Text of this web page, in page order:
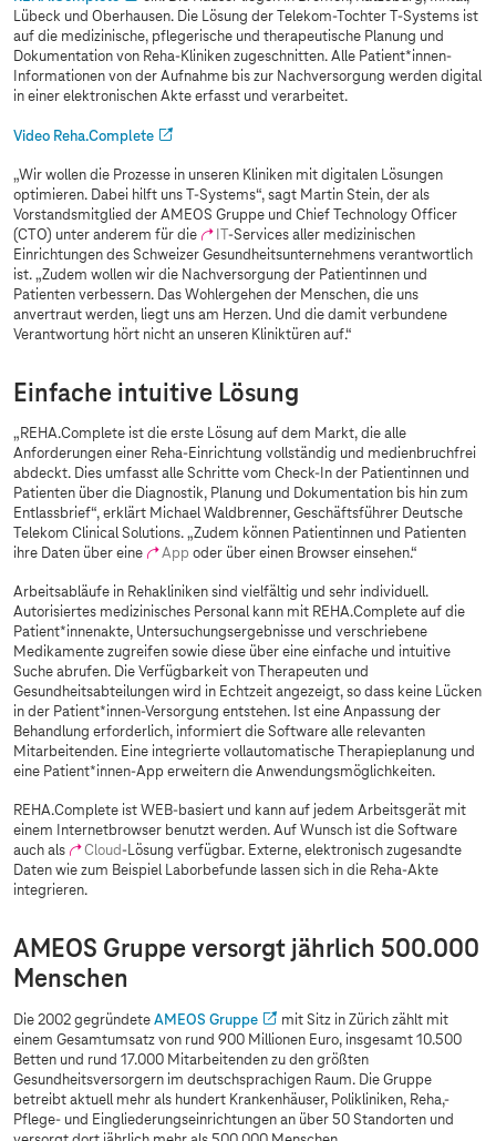
Lübeck und Oberhausen. Die Lösung der Telekom-Tochter T-Systems ist
auf die medizinische, pflegerische und therapeutische Planung und
Dokumentation von Reha-Kliniken zugeschnitten. Alle Patient*innen-
Informationen von der Aufnahme bis zur Nachversorgung werden digital
in einer elektronischen Akte erfasst und verarbeitet.
Video Reha.Complete
„Wir wollen die Prozesse in unseren Kliniken mit digitalen Lösungen
optimieren. Dabei hilft uns T-Systems“, sagt Martin Stein, der als
Vorstandsmitglied der AMEOS Gruppe und Chief Technology Officer
(CTO) unter anderem für die
IT-Services aller medizinischen
Einrichtungen des Schweizer Gesundheitsunternehmens verantwortlich
ist. „Zudem wollen wir die Nachversorgung der Patientinnen und
Patienten verbessern. Das Wohlergehen der Menschen, die uns
anvertraut werden, liegt uns am Herzen. Und die damit verbundene
Verantwortung hört nicht an unseren Kliniktüren auf.“
Einfache intuitive Lösung
„REHA.Complete ist die erste Lösung auf dem Markt, die alle
Anforderungen einer Reha-Einrichtung vollständig und medienbruchfrei
abdeckt. Dies umfasst alle Schritte vom Check-In der Patientinnen und
Patienten über die Diagnostik, Planung und Dokumentation bis hin zum
Entlassbrief“, erklärt Michael Waldbrenner, Geschäftsführer Deutsche
Telekom Clinical Solutions. „Zudem können Patientinnen und Patienten
ihre Daten über eine
App oder über einen Browser einsehen.“
Arbeitsabläufe in Rehakliniken sind vielfältig und sehr individuell.
Autorisiertes medizinisches Personal kann mit REHA.Complete auf die
Patient*innenakte, Untersuchungsergebnisse und verschriebene
Medikamente zugreifen sowie diese über eine einfache und intuitive
Suche abrufen. Die Verfügbarkeit von Therapeuten und
Gesundheitsabteilungen wird in Echtzeit angezeigt, so dass keine Lücken
in der Patient*innen-Versorgung entstehen. Ist eine Anpassung der
Behandlung erforderlich, informiert die Software alle relevanten
Mitarbeitenden. Eine integrierte vollautomatische Therapieplanung und
eine Patient*innen-App erweitern die Anwendungsmöglichkeiten.
REHA.Complete ist WEB-basiert und kann auf jedem Arbeitsgerät mit
einem Internetbrowser benutzt werden. Auf Wunsch ist die Software
auch als
Cloud-Lösung verfügbar. Externe, elektronisch zugesandte
Daten wie zum Beispiel Laborbefunde lassen sich in die Reha-Akte
integrieren.
AMEOS Gruppe versorgt jährlich 500.000
Menschen
Die 2002 gegründete AMEOS Gruppe
mit Sitz in Zürich zählt mit
einem Gesamtumsatz von rund 900 Millionen Euro, insgesamt 10.500
Betten und rund 17.000 Mitarbeitenden zu den größten
Gesundheitsversorgern im deutschsprachigen Raum. Die Gruppe
betreibt aktuell mehr als hundert Krankenhäuser, Polikliniken, Reha,-
Pflege- und Eingliederungseinrichtungen an über 50 Standorten und